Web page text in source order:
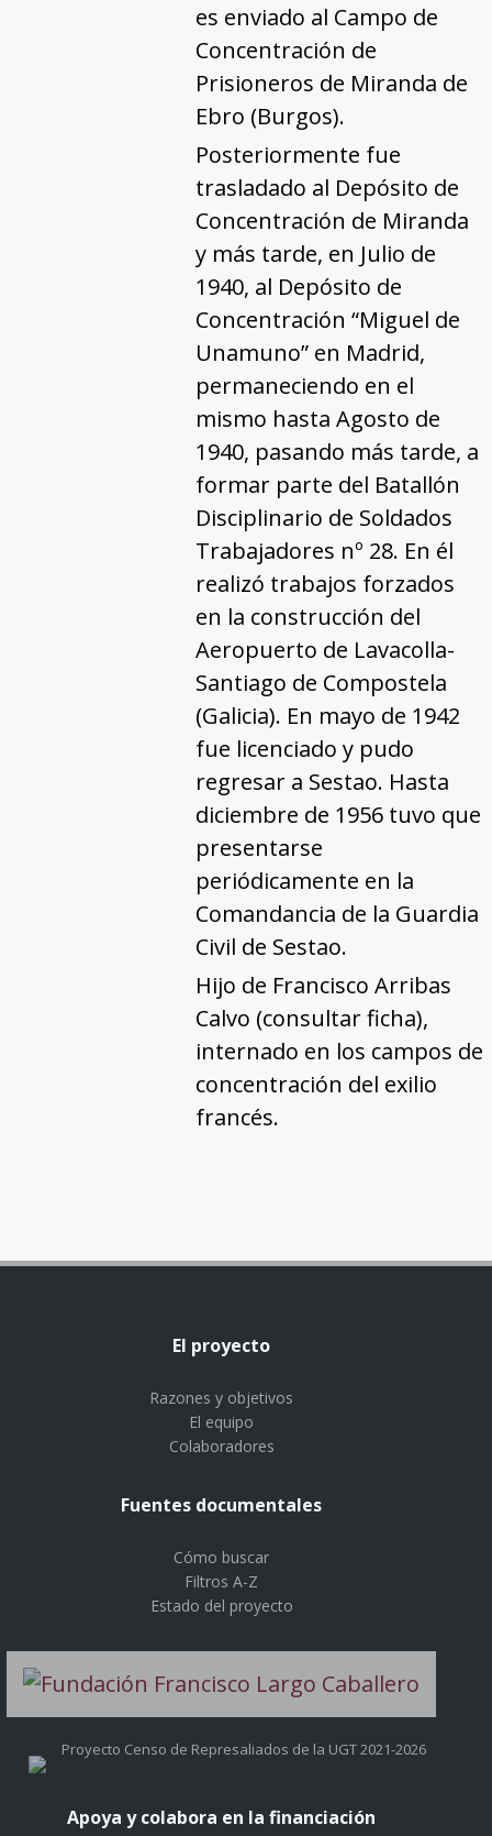
es enviado al Campo de
Concentración de
Prisioneros de Miranda de
Ebro (Burgos).
Posteriormente fue
trasladado al Depósito de
Concentración de Miranda
y más tarde, en Julio de
1940, al Depósito de
Concentración “Miguel de
Unamuno” en Madrid,
permaneciendo en el
mismo hasta Agosto de
1940, pasando más tarde, a
formar parte del Batallón
Disciplinario de Soldados
Trabajadores nº 28. En él
realizó trabajos forzados
en la construcción del
Aeropuerto de Lavacolla-
Santiago de Compostela
(Galicia). En mayo de 1942
fue licenciado y pudo
regresar a Sestao. Hasta
diciembre de 1956 tuvo que
presentarse
periódicamente en la
Comandancia de la Guardia
Civil de Sestao.
Hijo de Francisco Arribas
Calvo (consultar ficha),
internado en los campos de
concentración del exilio
francés.
El proyecto
Razones y objetivos
El equipo
Colaboradores
Fuentes documentales
Cómo buscar
Filtros A-Z
Estado del proyecto
Proyecto Censo de Represaliados de la UGT 2021-2026
Apoya y colabora en la financiación